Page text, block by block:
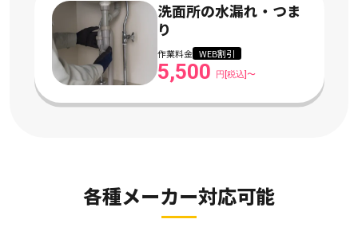
洗面所の水漏れ・つま
り
作業料金 WEB割引
5,500 円[税込]〜
各種メーカー対応可能